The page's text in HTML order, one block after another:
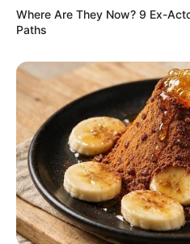
Where Are They Now? 9 Ex-
Paths